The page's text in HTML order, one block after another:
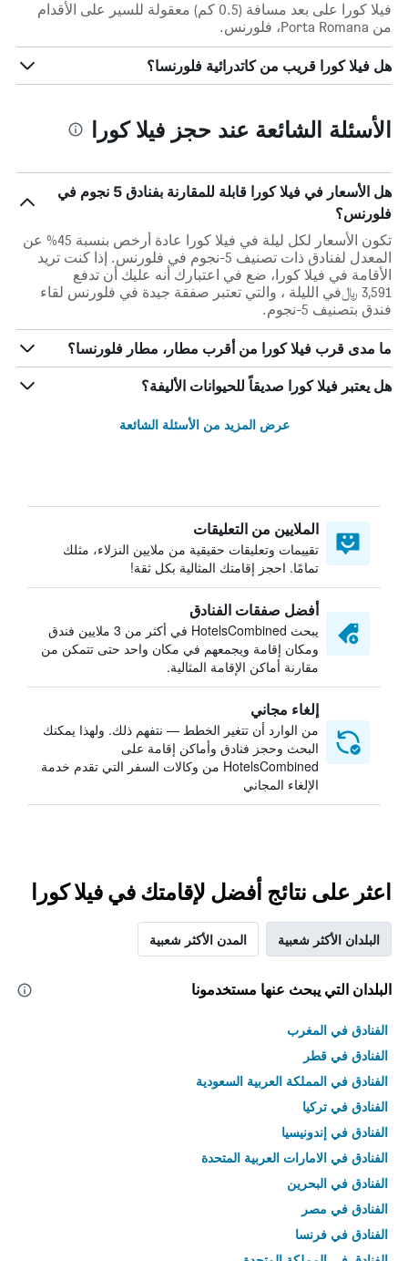
فيلا كورا على بعد مسافة (0.5 كم) معقولة للسير على الأقدام
من Porta Romana، فلورنس.
هل فيلا كورا قريب من كاتدرائية فلورنسا؟
الأسئلة الشائعة عند حجز فيلا كورا
هل الأسعار في فيلا كورا قابلة للمقارنة بفنادق 5 نجوم في
فلورنس؟
تكون الأسعار لكل ليلة في فيلا كورا عادة أرخص بنسبة 45% عن
المعدل لفنادق ذات تصنيف 5-نجوم في فلورنس. إذا كنت تريد
الأقامة في فيلا كورا، ضع في اعتبارك أنه عليك أن تدفع
3,591 ﷼في الليلة ، والتي تعتبر صفقة جيدة في فلورنس لقاء
فندق بتصنيف 5-نجوم.
ما مدى قرب فيلا كورا من أقرب مطار، مطار فلورنسا؟
هل يعتبر فيلا كورا صديقاً للحيوانات الأليفة؟
عرض المزيد من الأسئلة الشائعة
الملايين من التعليقات
تقييمات وتعليقات حقيقية من ملايين النزلاء، مثلك
تمامًا. احجز إقامتك المثالية بكل ثقة!
أفضل صفقات الفنادق
يبحث HotelsCombined في أكثر من 3 ملايين فندق
ومكان إقامة ويجمعهم في مكان واحد حتى تتمكن من
مقارنة أماكن الإقامة المثالية.
إلغاء مجاني
من الوارد أن تتغير الخطط — نتفهم ذلك. ولهذا يمكنك
البحث وحجز فنادق وأماكن إقامة على
HotelsCombined من وكالات السفر التي تقدم خدمة
الإلغاء المجاني
اعثر على نتائج أفضل لإقامتك في فيلا كورا
البلدان الأكثر شعبية المدن الأكثر شعبية
البلدان التي يبحث عنها مستخدمونا
الفنادق في المغرب
الفنادق في قطر
الفنادق في المملكة العربية السعودية
الفنادق في تركيا
الفنادق في إندونيسيا
الفنادق في الامارات العربية المتحدة
الفنادق في البحرين
الفنادق في مصر
الفنادق في فرنسا